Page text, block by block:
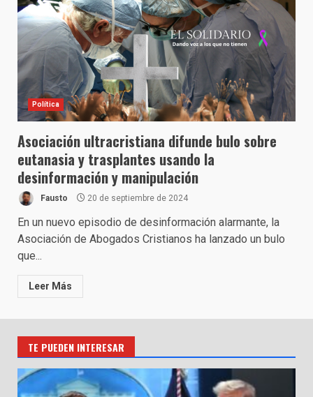
Política
Asociación ultracristiana difunde bulo sobre
eutanasia y trasplantes usando la
desinformación y manipulación
Fausto 20 de septiembre de 2024
En un nuevo episodio de desinformación alarmante, la
Asociación de Abogados Cristianos ha lanzado un bulo
que...
Leer Más
TE PUEDEN INTERESAR